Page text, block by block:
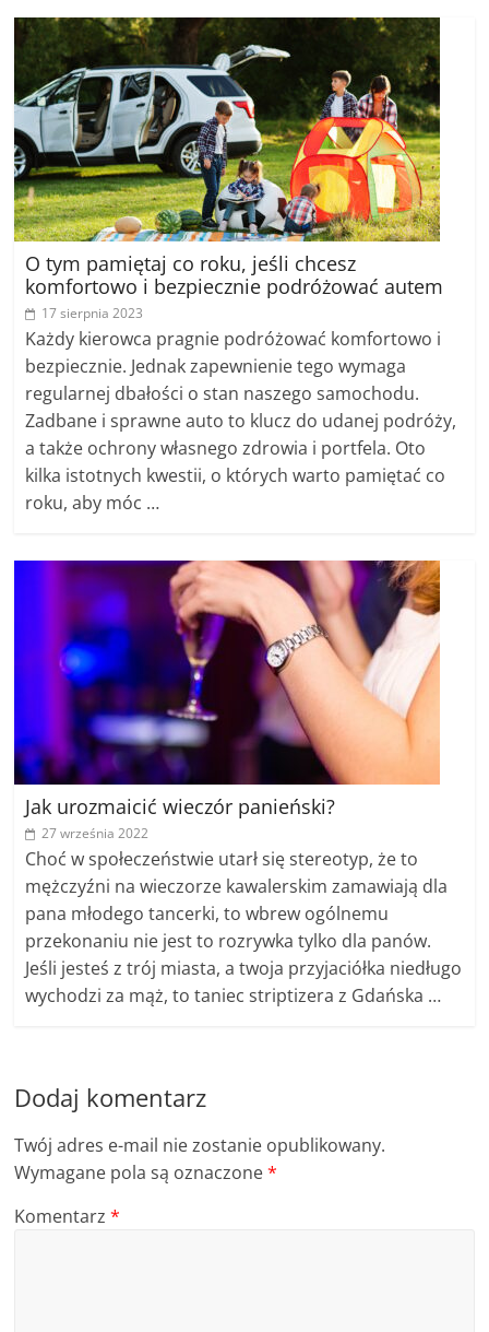
O tym pamiętaj co roku, jeśli chcesz
komfortowo i bezpiecznie podróżować autem
17 sierpnia 2023
Każdy kierowca pragnie podróżować komfortowo i
bezpiecznie. Jednak zapewnienie tego wymaga
regularnej dbałości o stan naszego samochodu.
Zadbane i sprawne auto to klucz do udanej podróży,
a także ochrony własnego zdrowia i portfela. Oto
kilka istotnych kwestii, o których warto pamiętać co
roku, aby móc …
Jak urozmaicić wieczór panieński?
27 września 2022
Choć w społeczeństwie utarł się stereotyp, że to
mężczyźni na wieczorze kawalerskim zamawiają dla
pana młodego tancerki, to wbrew ogólnemu
przekonaniu nie jest to rozrywka tylko dla panów.
Jeśli jesteś z trój miasta, a twoja przyjaciółka niedługo
wychodzi za mąż, to taniec striptizera z Gdańska …
Dodaj komentarz
Twój adres e-mail nie zostanie opublikowany.
Wymagane pola są oznaczone*
Komentarz*